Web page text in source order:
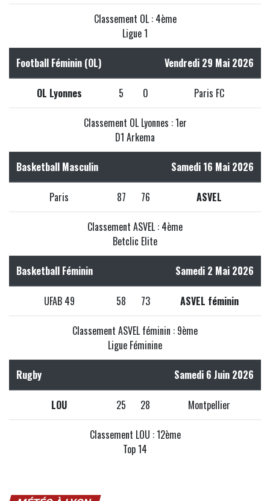
Classement OL : 4ème
Ligue 1
Football Féminin (OL) Vendredi 29 Mai 2026
OL Lyonnes 5 0 Paris FC
Classement OL Lyonnes : 1er
D1 Arkema
Basketball Masculin Samedi 16 Mai 2026
Paris 87 76 ASVEL
Classement ASVEL : 4ème
Betclic Elite
Basketball Féminin Samedi 2 Mai 2026
UFAB 49 58 73 ASVEL féminin
Classement ASVEL féminin : 9ème
Ligue Féminine
Rugby Samedi 6 Juin 2026
LOU 25 28 Montpellier
Classement LOU : 12ème
Top 14